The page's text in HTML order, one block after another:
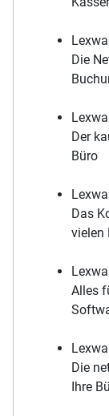
Die
Der
Büro
Das
vielen
Alles
Die
Ihre